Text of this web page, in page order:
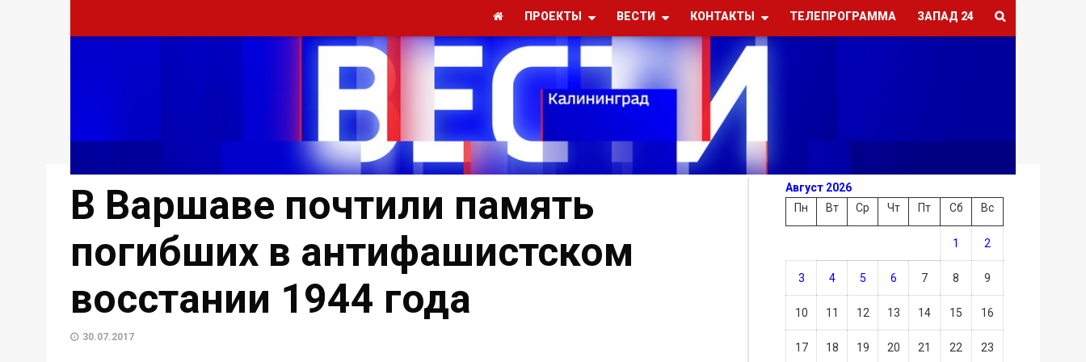
ПРОЕКТЫ ВЕСТИ КОНТАКТЫ ТЕЛЕПРОГРАММА ЗАПАД 24
В Варшаве почтили память
погибших в антифашистском
восстании 1944 года
30.07.2017
Август 2026
Пн
Вт Ср Чт Пт Сб Вс
1 2
3 4 5 6 7 8 9
10 11 12 13 14 15 16
17 18 19 20 21 22 23